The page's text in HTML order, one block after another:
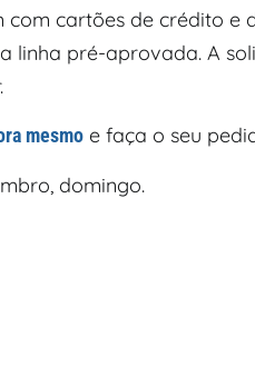
cartões de crédito e
linha pré-aprovada. A
mesmo e faça o seu
domingo.